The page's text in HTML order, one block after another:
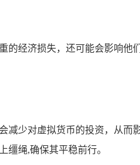
的经济损失，还可能会影响他
减少对虚拟货币的投资，从而
绳,确保其平稳前行。